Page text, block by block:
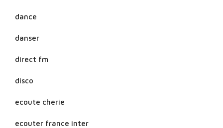
dance
danser
direct fm
disco
ecoute cherie
ecouter france inter